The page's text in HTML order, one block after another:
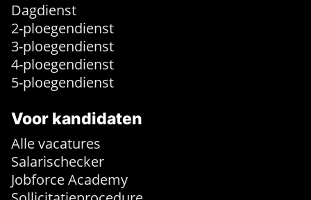
Dagdienst
2-ploegendienst
3-ploegendienst
4-ploegendienst
5-ploegendienst
Voor kandidaten
Alle vacatures
Salarischecker
Jobforce Academy